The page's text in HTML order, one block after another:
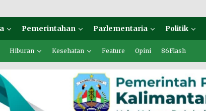
Pemerintahan Parlementaria Politik
Hiburan Kesehatan Feature Opini 86Flash